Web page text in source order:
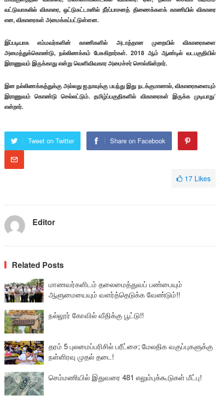
வட்டுவாகலில் விகாரை, ஒட்டுசுட்டானில் நீர்ப்பாசனத் திணைக்களக் காணியில் விகாரை
என, விகாரைகள் அமைக்கப்பட்டுள்ளன.
இப்படியாக எம்மவர்களின் காணிகளில் அடாத்தான முறையில் விகாரைகளை
அமைத்துக்கொண்டு, நல்லிணக்கம் பேசுகிறார்கள். 2018 ஆம் ஆண்டில் வடபகுதியில்
இராணுவம் இருக்காது என்று வெளிவிவகார அமைச்சர் சொல்கின்றார்.
இன நல்லிணக்கத்துக்கு அல்லது ஐ.நாவுக்கு பயந்து இது நடக்குமானால், விகாரைகளையும்
இராணுவம் கொண்டு செல்லட்டும். தமிழ்ப்பகுதிகளில் விகாரைகள் இருக்க முடியாது’
என்றார்.
Tweet on Twitter Share on Facebook
17 Likes
Editor
Related Posts
மாணவர்களிடம் தலைமைத்துவப் பண்பையும்
ஆளுமையையும் வளர்த்தெடுக்க வேண்டும்!!
நல்லூர் கோவில் வீதிக்கு பூட்டு!!
தரம் 5 புலமைப்பரிசில் பரீட்சை; மேலதிக வகுப்புகளுக்கு
நள்ளிரவு முதல் தடை!
செம்மணியில் இதுவரை 481 எலும்புக்கூடுகள் மீட்பு!